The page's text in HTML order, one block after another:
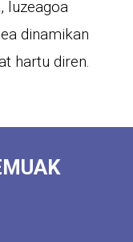
luzeagoa
dinamikan
hartu diren.